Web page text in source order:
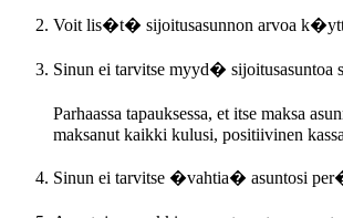
Voit lis�t� sijoitusasunnon arvoa
Sinun ei tarvitse myyd� sijoitusasuntoa
Parhaassa tapauksessa, et itse maksa
maksanut kaikki kulusi, positiivinen
Sinun ei tarvitse �vahtia� asuntosi